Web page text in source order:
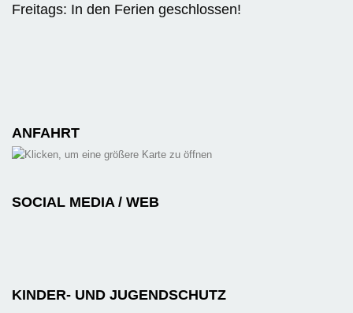
Freitags: In den Ferien geschlossen!
ANFAHRT
SOCIAL MEDIA / WEB
KINDER- UND JUGENDSCHUTZ